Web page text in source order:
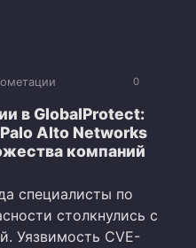
0
в GlobalProtect:
Alto Networks
компаний
специалисты по
столкнулись с
Уязвимость CVE-